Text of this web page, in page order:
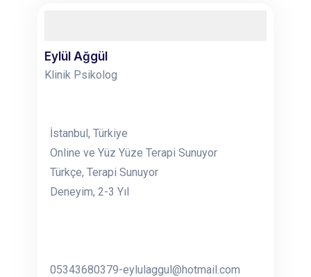
Eylül Ağgül
Klinik Psikolog
İstanbul, Türkiye
Online ve Yüz Yüze Terapi Sunuyor
Türkçe, Terapi Sunuyor
Deneyim, 2-3 Yıl
05343680379-eylulaggul@hotmail.com